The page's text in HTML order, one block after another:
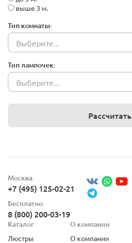
выше 3 м.
Тип комнаты:
Тип лампочек:
Рассчитать
Москва
+7 (495) 125-02-21
Бесплатно
8 (800) 200-03-19
Каталог
Люстры
О компании
О компании